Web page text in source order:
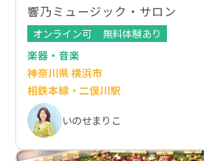
響乃ミュージック・サロン
オンライン可
無料体験あり
楽器・音楽
神奈川県 横浜市
相鉄本線・二俣川駅
いのせまりこ